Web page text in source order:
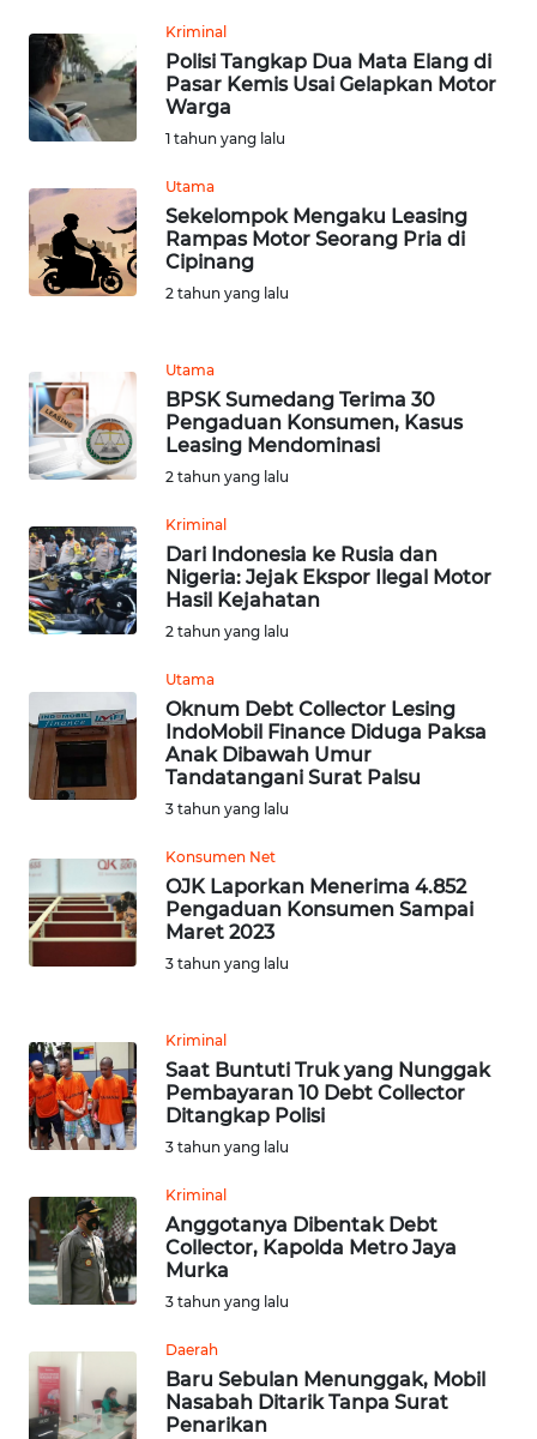
Kriminal
Polisi Tangkap Dua Mata Elang di
Pasar Kemis Usai Gelapkan Motor
Warga
1 tahun yang lalu
Utama
Sekelompok Mengaku Leasing
Rampas Motor Seorang Pria di
Cipinang
2 tahun yang lalu
Utama
BPSK Sumedang Terima 30
Pengaduan Konsumen, Kasus
Leasing Mendominasi
2 tahun yang lalu
Kriminal
Dari Indonesia ke Rusia dan
Nigeria: Jejak Ekspor Ilegal Motor
Hasil Kejahatan
2 tahun yang lalu
Utama
Oknum Debt Collector Lesing
IndoMobil Finance Diduga Paksa
Anak Dibawah Umur
Tandatangani Surat Palsu
3 tahun yang lalu
Konsumen Net
OJK Laporkan Menerima 4.852
Pengaduan Konsumen Sampai
Maret 2023
3 tahun yang lalu
Kriminal
Saat Buntuti Truk yang Nunggak
Pembayaran 10 Debt Collector
Ditangkap Polisi
3 tahun yang lalu
Kriminal
Anggotanya Dibentak Debt
Collector, Kapolda Metro Jaya
Murka
3 tahun yang lalu
Daerah
Baru Sebulan Menunggak, Mobil
Nasabah Ditarik Tanpa Surat
Penarikan
INFO
IKLAN
TENTANG
PEDOMAN
MEDIA
SIBER
KARIR
DISCLAIMER
Wahana
News
Regional
WN
WN
JAKARTA
WN
BANTEN
WN
KEPRI
PAPUA
WN
PAPUA
BARAT
WN
RIAU